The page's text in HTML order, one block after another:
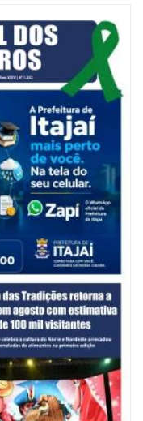
Guarda Municipal